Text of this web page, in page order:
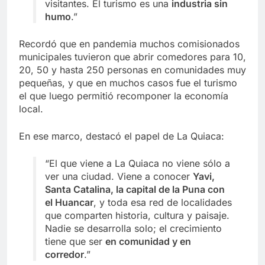
visitantes. El turismo es una industria sin
humo.”
Recordó que en pandemia muchos comisionados
municipales tuvieron que abrir comedores para 10,
20, 50 y hasta 250 personas en comunidades muy
pequeñas, y que en muchos casos fue el turismo
el que luego permitió recomponer la economía
local.
En ese marco, destacó el papel de La Quiaca:
“El que viene a La Quiaca no viene sólo a
ver una ciudad. Viene a conocer Yavi,
Santa Catalina, la capital de la Puna con
el Huancar, y toda esa red de localidades
que comparten historia, cultura y paisaje.
Nadie se desarrolla solo; el crecimiento
tiene que ser en comunidad y en
corredor.”